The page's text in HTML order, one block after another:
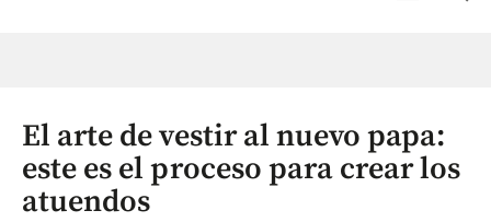
El arte de vestir al nuevo papa:
este es el proceso para crear los
atuendos